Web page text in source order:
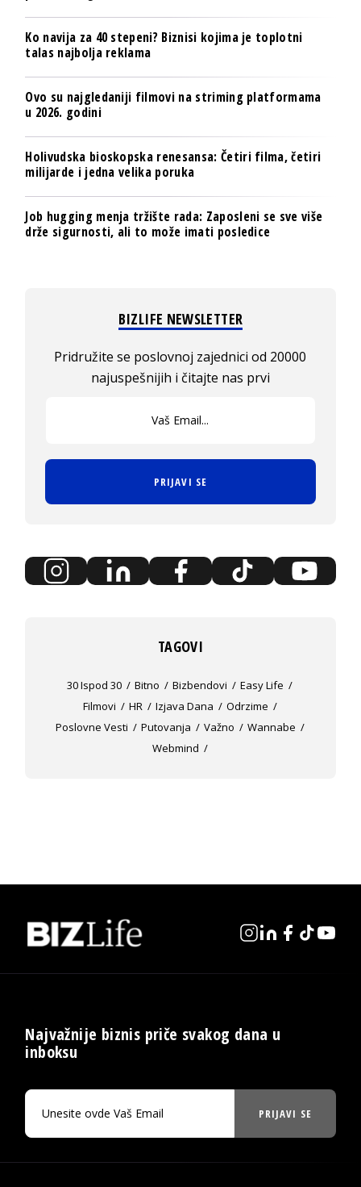
Ko navija za 40 stepeni? Biznisi kojima je toplotni
talas najbolja reklama
Ovo su najgledaniji filmovi na striming platformama
u 2026. godini
Holivudska bioskopska renesansa: Četiri filma, četiri
milijarde i jedna velika poruka
Job hugging menja tržište rada: Zaposleni se sve više
drže sigurnosti, ali to može imati posledice
BIZLIFE NEWSLETTER
Pridružite se poslovnoj zajednici od 20000
najuspešnijih i čitajte nas prvi
PRIJAVI SE
TAGOVI
30 Ispod 30 Bitno Bizbendovi
Easy Life
Filmovi
HR Izjava Dana
Odrzime
Poslovne Vesti
Putovanja Važno
Wannabe
Webmind
Najvažnije biznis priče svakog dana u
inboksu
PRIJAVI SE